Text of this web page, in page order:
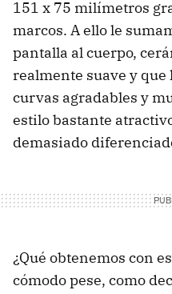
151 x 75 milímetros
marcos. A ello le
pantalla al cuerpo,
realmente suave y
curvas agradables y
estilo bastante
demasiado
¿Qué obtenemos con
cómodo pese, como